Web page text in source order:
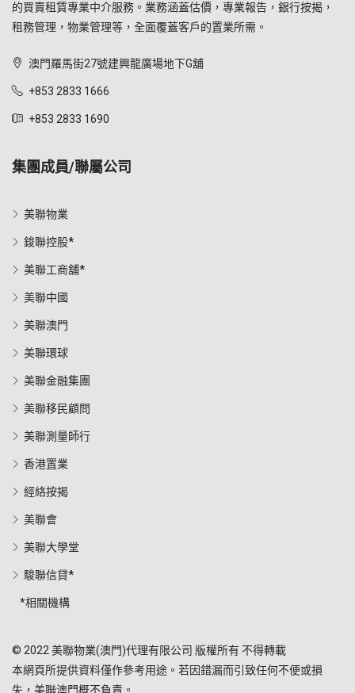
的買賣租賃專業中介服務。業務涵蓋估價，專業報告，銀行按揭，
租務管理，物業管理等，全面覆蓋客戶的置業所需。
澳門羅馬街27號建興龍廣場地下G舖
+853 2833 1666
+853 2833 1690
集團成員/聯屬公司
美聯物業
鋑聯控股*
美聯工商舖*
美聯中國
美聯澳門
美聯環球
美聯金融集團
美聯移民顧問
美聯測量師行
香港置業
經絡按揭
美聯會
美聯大學堂
駿聯信貸*
*相關機構
© 2022 美聯物業(澳門)代理有限公司 版權所有 不得轉載
本網頁所提供資料僅作參考用途。若因錯漏而引致任何不便或損
失，美聯澳門概不負責。